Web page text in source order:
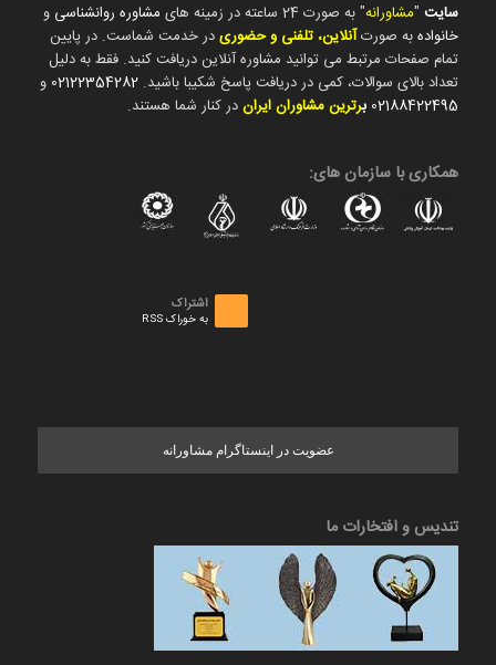
سایت"مشاورانه" به صورت 24 ساعته در زمینه های مشاوره روانشناسی و
خانوادهبه صورتآنلاین، تلفنی و حضوریدر خدمت شماست. در پایین
تمام صفحات مرتبط می توانید مشاوره آنلاین دریافت کنید. فقط به دلیل
تعداد بالای سوالات، کمی در دریافت پاسخ شکیبا باشید. 02122354282 و
02188422495 برترین مشاوران ایراندر کنار شما هستند.
همکاری با سازمان های:
اشتراک
به خوراک RSS
عضویت در اینستاگرام مشاورانه
تندیس و افتخارات ما